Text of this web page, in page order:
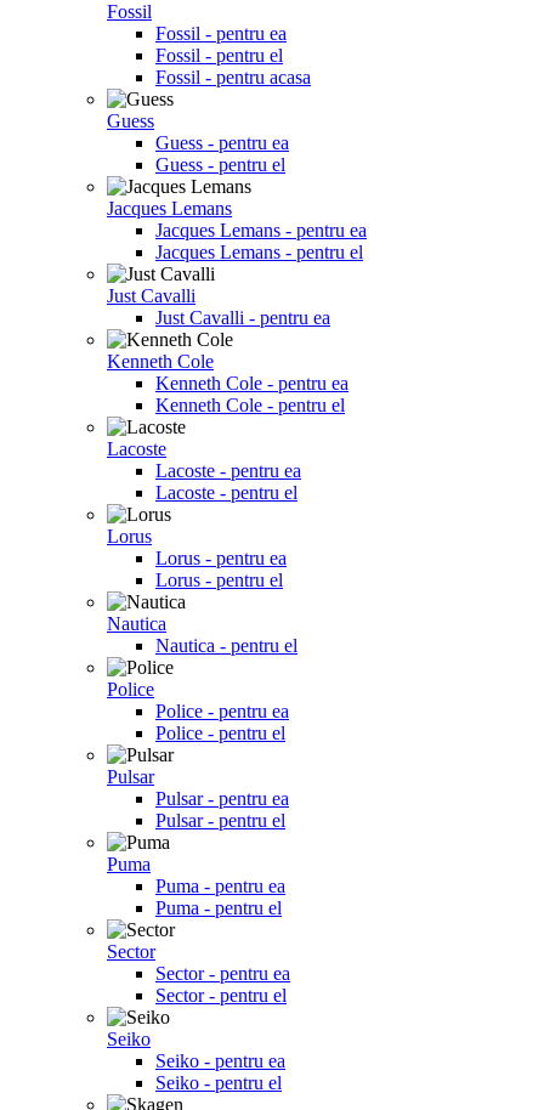
Fossil
Fossil - pentru ea
Fossil - pentru el
Fossil - pentru acasa
Guess
Guess - pentru ea
Guess - pentru el
Jacques Lemans
Jacques Lemans - pentru ea
Jacques Lemans - pentru el
Just Cavalli
Just Cavalli - pentru ea
Kenneth Cole
Kenneth Cole - pentru ea
Kenneth Cole - pentru el
Lacoste
Lacoste - pentru ea
Lacoste - pentru el
Lorus
Lorus - pentru ea
Lorus - pentru el
Nautica
Nautica - pentru el
Police
Police - pentru ea
Police - pentru el
Pulsar
Pulsar - pentru ea
Pulsar - pentru el
Puma
Puma - pentru ea
Puma - pentru el
Sector
Sector - pentru ea
Sector - pentru el
Seiko
Seiko - pentru ea
Seiko - pentru el